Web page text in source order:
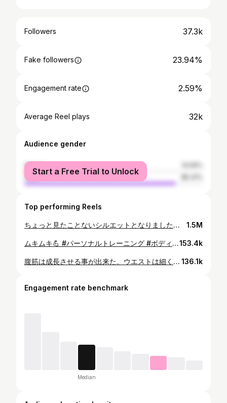
Followers 37.3k
Fake followers 23.94%
Engagement rate 2.59%
Average Reel plays 32k
Audience gender
female
male
Start a Free Trial to Unlock
Top performing Reels
ちょっと見たことないシルエットとなりました😱こんな私の体に合わせて作っていただき感謝です！ちなみにさりげなく肩甲骨広げてポーズ取ってます。普通だとここまで逆三角形ではないです。 オーダースーツのロスタイムさん @loss_time_lt 1.5M
ムキムキ💪 #パーソナルトレーニング #ボディメーカー #トレーニング #ボディメイク #ベストボディジャパン #フィジーク #広背筋 #筋トレ #腹筋 #大胸筋 #ベンチプレス #スクワット #ダイエット#痩せる #筋肉 #personaltraining #bodymaker #training #bodymake #workout #physique #abs #diet #muscle #bodybuilding #bodybuildingmotivation #like4like #followme #follow153.4k
腹筋は成長させる事が出来た。ウエストは細くギュっと詰まった腹筋。これぼボディメイク #パーソナルトレーニング #ボディメーカー #トレーニング #ボディメイク #ベストボディジャパン #フィジーク #広背筋 #筋トレ #腹筋 #大胸筋 #ベンチプレス #スクワット #ダイエット#痩せる #筋肉 #personaltraining #bodymaker #training #bodymake #workout #physique #abs #diet #muscle #bodybuilding #bodybuildingmotivation #like4like #followme #follow 136.1k
Engagement rate benchmark
Median